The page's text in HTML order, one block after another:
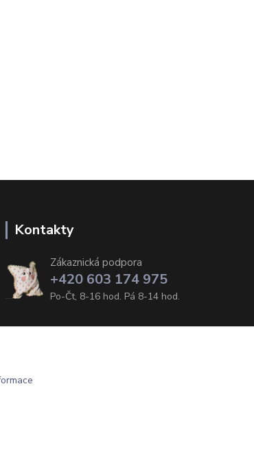
Kontakty
Zákaznická podpora
+420 603 174 975
Po-Čt, 8-16 hod. Pá 8-14 hod.